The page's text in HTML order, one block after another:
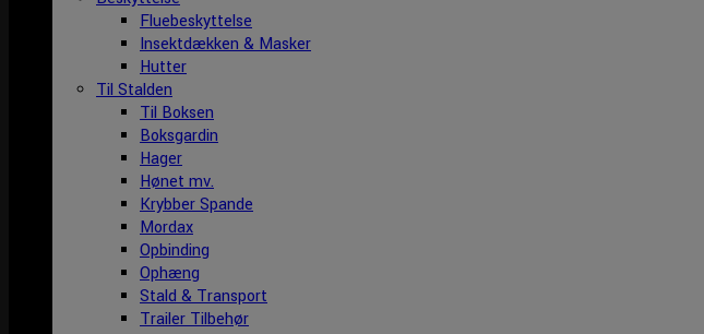
Fluebeskyttelse
Insektdækken & Masker
Hutter
Til Stalden
Til Boksen
Boksgardin
Hager
Hønet mv.
Krybber Spande
Mordax
Opbinding
Ophæng
Stald & Transport
Trailer Tilbehør